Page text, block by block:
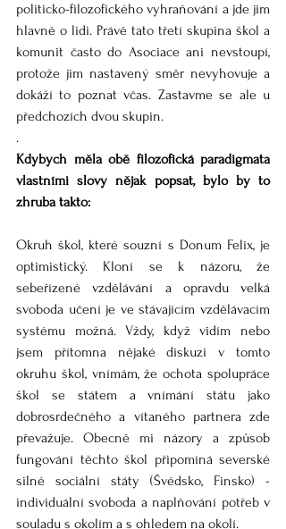
politicko-filozofického vyhraňování a jde jim
hlavně o lidi. Právě tato třetí skupina škol a
komunit často do Asociace ani nevstoupí,
protože jim nastavený směr nevyhovuje a
dokáží to poznat včas. Zastavme se ale u
předchozích dvou skupin.
.
Kdybych měla obě filozofická paradigmata
vlastními slovy nějak popsat, bylo by to
zhruba takto:
Okruh škol, které souzní s Donum Felix, je
optimistický. Kloní se k názoru, že
sebeřízené vzdělávání a opravdu velká
svoboda učení je ve stávajícím vzdělávacím
systému možná. Vždy, když vidím nebo
jsem přítomna nějaké diskuzi v tomto
okruhu škol, vnímám, že ochota spolupráce
škol se státem a vnímání státu jako
dobrosrdečného a vítaného partnera zde
převažuje. Obecně mi názory a způsob
fungování těchto škol připomíná severské
silné sociální státy (Švédsko, Finsko) -
individuální svoboda a naplňování potřeb v
souladu s okolím a s ohledem na okolí.